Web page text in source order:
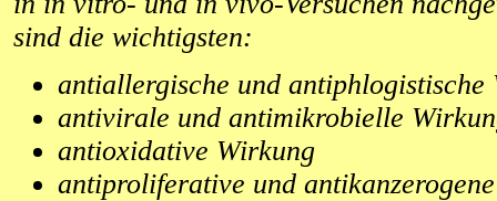
sind die wichtigsten:
antiallergische und antiphlogistische
antivirale und antimikrobielle
antioxidative Wirkung
antiproliferative und